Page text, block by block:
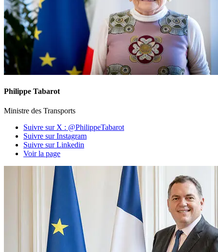
Philippe Tabarot
Ministre des Transports
Suivre sur X : @PhilippeTabarot
Suivre sur Instagram
Suivre sur Linkedin
Voir la page